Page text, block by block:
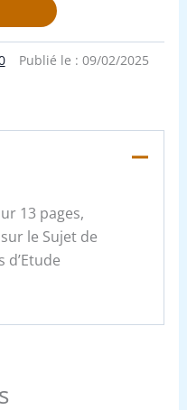
Publié le : 09/02/2025
13 pages,
le Sujet de
d’Etude